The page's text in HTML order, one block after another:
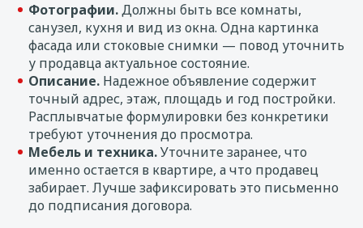
Фотографии.Должны быть все комнаты,
санузел, кухня и вид из окна. Одна картинка
фасада или стоковые снимки — повод уточнить
у продавца актуальное состояние.
Описание. Надежное объявление содержит
точный адрес, этаж, площадь и год постройки.
Расплывчатые формулировки без конкретики
требуют уточнения до просмотра.
Мебель и техника.Уточните заранее, что
именно остается в квартире, а что продавец
забирает. Лучше зафиксировать это письменно
до подписания договора.